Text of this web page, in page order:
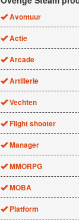
Avontuur
Actie
Arcade
Artillerie
Vechten
Flight shooter
Manager
MMORPG
MOBA
Platform